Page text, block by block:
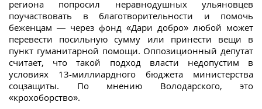
региона попросил неравнодушных ульяновцев
поучаствовать в благотворительности и помочь
беженцам — через фонд «Дари добро» любой может
перевести посильную сумму или принести вещи в
пункт гуманитарной помощи. Оппозиционный депутат
считает, что такой подход власти недопустим в
условиях 13-миллиардного бюджета министерства
соцзащиты. По мнению Володарского, это
«крохоборство».